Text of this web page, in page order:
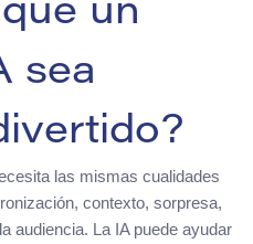
un
sea
las mismas cualidades
contexto, sorpresa,
audiencia. La IA puede ayudar